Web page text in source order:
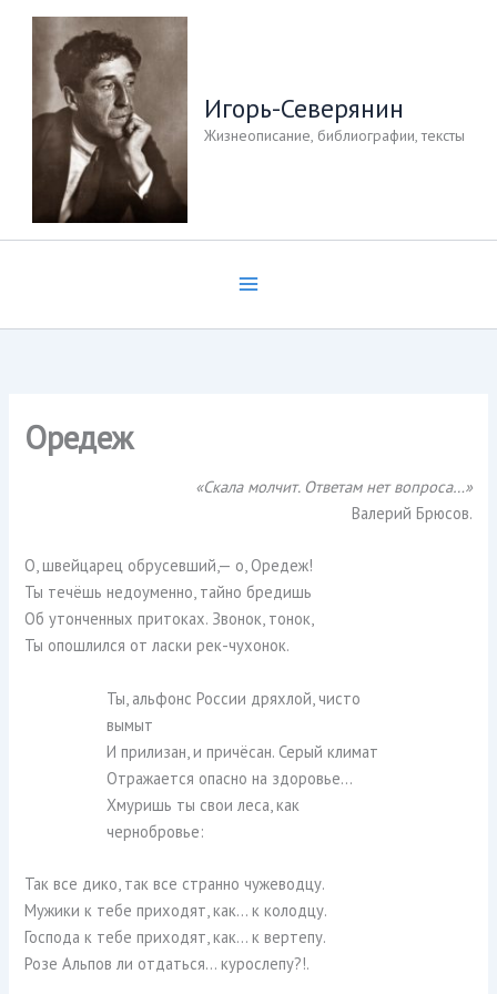
Перейти
содержимому
Игорь-Северянин
Жизнеописание, библиографии, тексты
Оредеж
«Скала молчит. Ответам нет вопроса…»
Валерий Брюсов.
О, швейцарец обрусевший,— о, Оредеж!
Ты течёшь недоуменно, тайно бредишь
Об утонченных притоках. Звонок, тонок,
Ты опошлился от ласки рек-чухонок.
Ты, альфонс России дряхлой, чисто
вымыт
И прилизан, и причёсан. Серый климат
Отражается опасно на здоровье…
Хмуришь ты свои леса, как
чернобровье:
Так все дико, так все странно чужеводцу.
Мужики к тебе приходят, как… к колодцу.
Господа к тебе приходят, как… к вертепу.
Розе Альпов ли отдаться… курослепу?!.